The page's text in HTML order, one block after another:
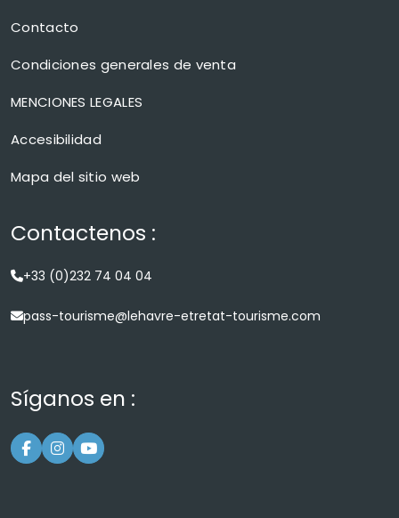
Contacto
Condiciones generales de venta
MENCIONES LEGALES
Accesibilidad
Mapa del sitio web
Contactenos :
+33 (0)232 74 04 04
pass-tourisme@lehavre-etretat-tourisme.com
Síganos en :